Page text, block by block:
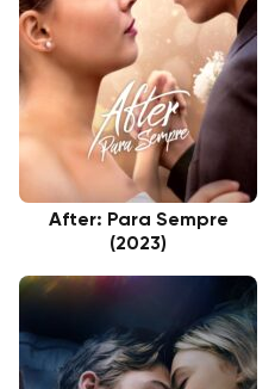
After: Para Sempre
(2023)